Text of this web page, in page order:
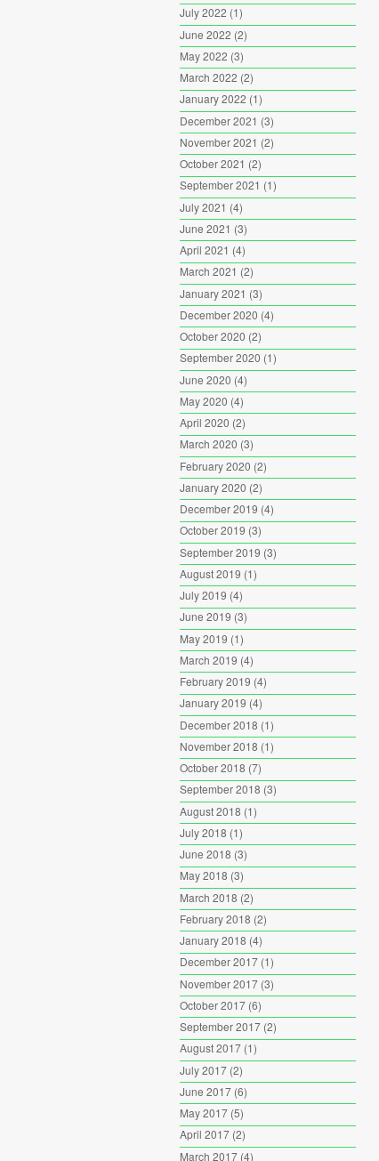
July 2022 (1)
June 2022 (2)
May 2022 (3)
March 2022 (2)
January 2022 (1)
December 2021 (3)
November 2021 (2)
October 2021 (2)
September 2021 (1)
July 2021 (4)
June 2021 (3)
April 2021 (4)
March 2021 (2)
January 2021 (3)
December 2020 (4)
October 2020 (2)
September 2020 (1)
June 2020 (4)
May 2020 (4)
April 2020 (2)
March 2020 (3)
February 2020 (2)
January 2020 (2)
December 2019 (4)
October 2019 (3)
September 2019 (3)
August 2019 (1)
July 2019 (4)
June 2019 (3)
May 2019 (1)
March 2019 (4)
February 2019 (4)
January 2019 (4)
December 2018 (1)
November 2018 (1)
October 2018 (7)
September 2018 (3)
August 2018 (1)
July 2018 (1)
June 2018 (3)
May 2018 (3)
March 2018 (2)
February 2018 (2)
January 2018 (4)
December 2017(1)
November 2017(3)
October 2017(6)
September 2017(2)
August 2017(1)
July 2017(2)
June 2017(6)
May 2017(5)
April 2017(2)
March 2017(4)